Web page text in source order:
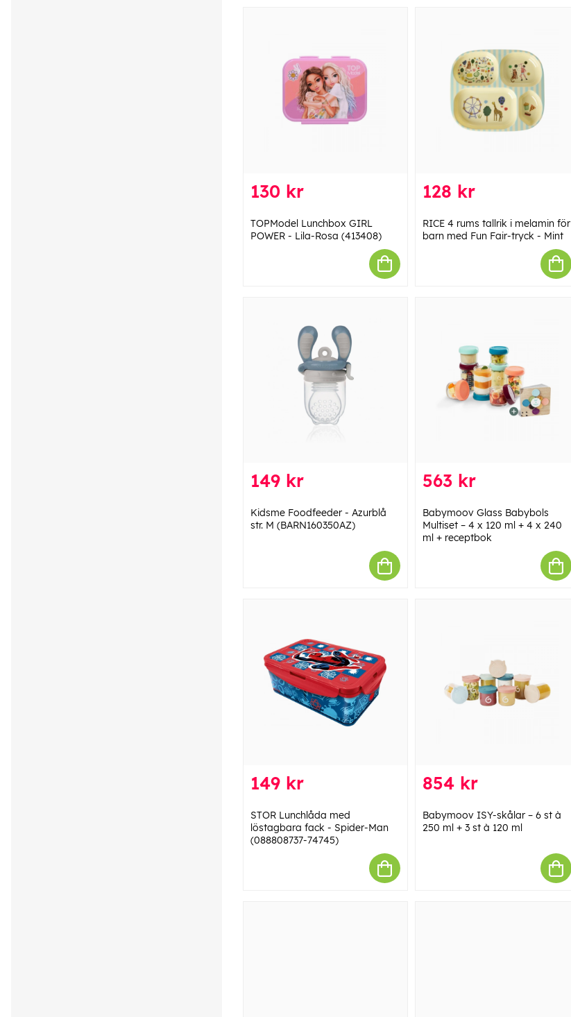
130 kr
TOPModel Lunchbox GIRL
POWER - Lila-Rosa (413408)
128 kr
RICE 4 rums tallrik i melamin för
barn med Fun Fair-tryck - Mint
149 kr
Kidsme Foodfeeder - Azurblå
str. M (BARN160350AZ)
563 kr
Babymoov Glass Babybols
Multiset – 4 x 120 ml + 4 x 240
ml + receptbok
149 kr
STOR Lunchlåda med
löstagbara fack - Spider-Man
(088808737-74745)
854 kr
Babymoov ISY-skålar – 6 st à
250 ml + 3 st à 120 ml